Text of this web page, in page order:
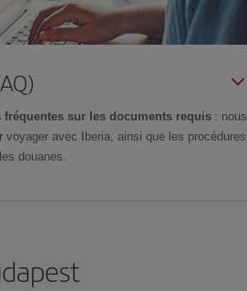
fréquentes sur les documents requis : nous
avec Iberia, ainsi que les procédures
douanes.